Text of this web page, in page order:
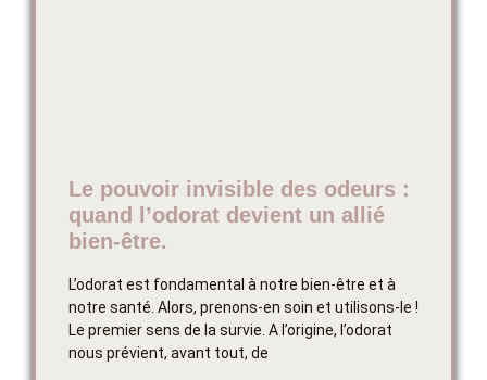
Le pouvoir invisible des odeurs :
quand l’odorat devient un allié
bien-être.
L’odorat est fondamental à notre bien-être et à
notre santé. Alors, prenons-en soin et utilisons-le !
Le premier sens de la survie. A l’origine, l’odorat
nous prévient, avant tout, de